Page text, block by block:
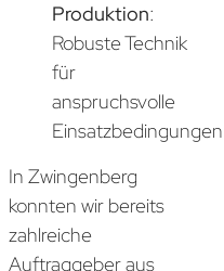
Produktion:
Robuste Technik
für
anspruchsvolle
In Zwingenberg
konnten wir bereits
zahlreiche
Auftraggeber aus